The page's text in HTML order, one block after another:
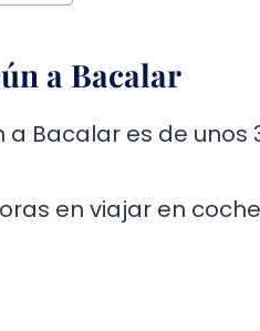
a Bacalar
Bacalar es de unos
en viajar en